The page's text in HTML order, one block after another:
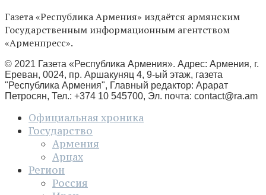
Газета «Республика Армения» издаётся армянским
Государственным информационным агентством
«Арменпресс».
© 2021 Газета «Республика Армения». Адрес: Армения, г.
Ереван, 0024, пр. Аршакуняц 4, 9-ый этаж, газета
"Республика Армения", Главный редактор: Арарат
Петросян, Тел.: +374 10 545700, Эл. почта: contact@ra.am
Официальная хроника
Государство
Армения
Арцах
Регион
Россия